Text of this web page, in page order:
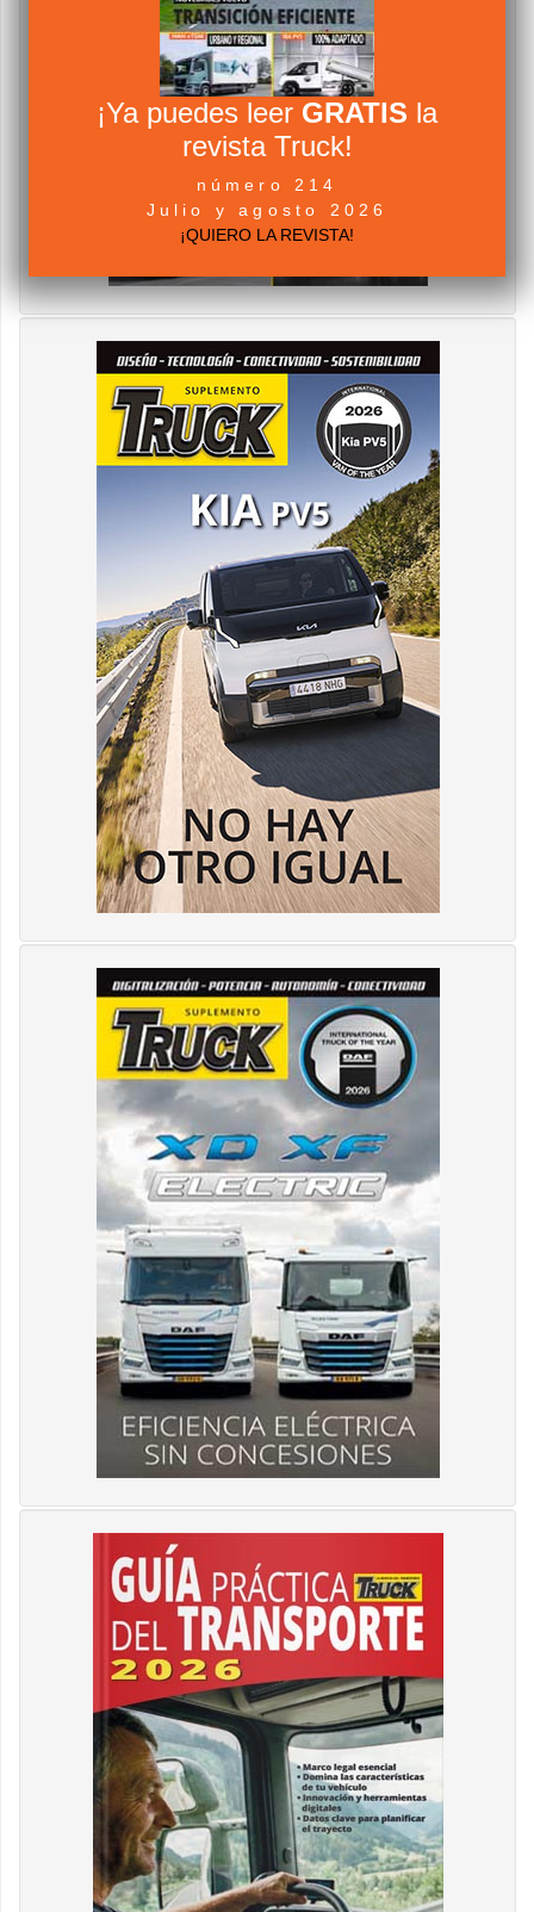
¡Ya puedes leer GRATIS la
revista Truck!
número 214
Julio y agosto 2026
¡QUIERO LA REVISTA!